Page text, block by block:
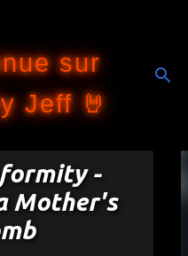
sur
Jeff 🤘
-
Mother's